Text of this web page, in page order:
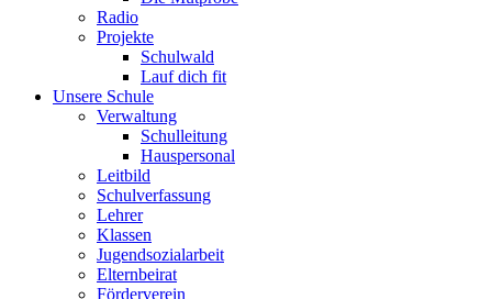
Radio
Projekte
Schulwald
Lauf dich fit
Unsere Schule
Verwaltung
Schulleitung
Hauspersonal
Leitbild
Schulverfassung
Lehrer
Klassen
Jugendsozialarbeit
Elternbeirat
Förderverein